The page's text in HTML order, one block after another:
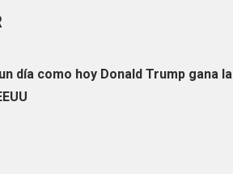
día como hoy Donald Trump gana la